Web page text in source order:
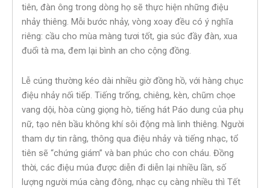
tiên, đàn ông trong dòng họ sẽ thực hiện những điệu
nhảy thiêng. Mỗi bước nhảy, vòng xoay đều có ý nghĩa
riêng: cầu cho mùa màng tươi tốt, gia súc đầy đàn, xua
đuổi tà ma, đem lại bình an cho cộng đồng.
Lễ cúng thường kéo dài nhiều giờ đồng hồ, với hàng chục
điệu nhảy nối tiếp. Tiếng trống, chiêng, kèn, chũm chọe
vang dội, hòa cùng giọng hò, tiếng hát Páo dung của phụ
nữ, tạo nên bầu không khí sôi động mà linh thiêng. Người
tham dự tin rằng, thông qua điệu nhảy và tiếng nhạc, tổ
tiên sẽ “chứng giám” và ban phúc cho con cháu. Đồng
thời, các điệu múa được diễn đi diễn lại nhiều lần, số
lượng người múa càng đông, nhạc cụ càng nhiều thì Tết